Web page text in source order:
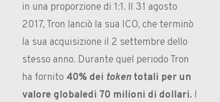
in una proporzione di 1:1. Il 31 agosto
2017, Tron lanciò la sua ICO, che terminò
la sua acquisizione il 2 settembre dello
stesso anno. Durante quel periodo Tron
ha fornito 40% dei tokentotali per un
valore globaledi 70 milioni di dollari. I